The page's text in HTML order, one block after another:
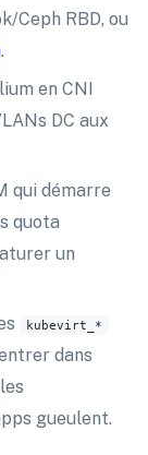
Ceph RBD, ou
.
en CNI
DC aux
qui démarre
quota
un
kubevirt_*
dans
gueulent.